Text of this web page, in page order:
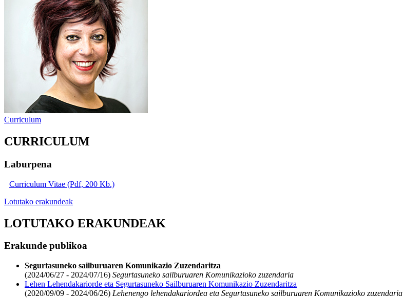
Curriculum
CURRICULUM
Laburpena
Curriculum Vitae (Pdf, 200 Kb.)
Lotutako erakundeak
LOTUTAKO ERAKUNDEAK
Erakunde publikoa
Segurtasuneko sailburuaren Komunikazio Zuzendaritza
(2024/06/27 - 2024/07/16) Segurtasuneko sailburuaren Komunikazioko zuzendaria
Lehen Lehendakariorde eta Segurtasuneko Sailburuaren Komunikazio Zuzendaritza
(2020/09/09 - 2024/06/26) Lehenengo lehendakariordea eta Segurtasuneko sailburuaren Komunikazioko zuzendaria